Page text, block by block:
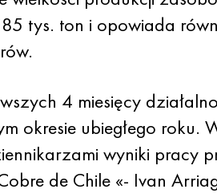
tys. ton i opowiada
4 miesięcy
okresie ubiegłego roku.
wyniki pracy
de Chile «- Ivan